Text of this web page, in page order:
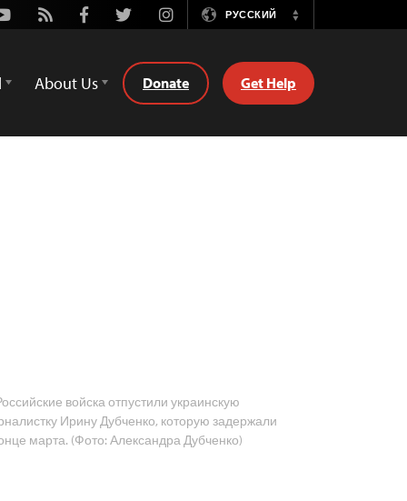
Rss FacebookTwitterInstagramРУССКИЙ
Switch
About Us Donate Get Help
войска отпустили украинскую
Ирину Дубченко, которую задержали
марта. (Фото: Александра Дубченко)